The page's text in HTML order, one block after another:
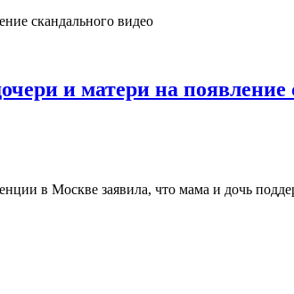
и матери на появление
в Москве заявила, что мама и дочь